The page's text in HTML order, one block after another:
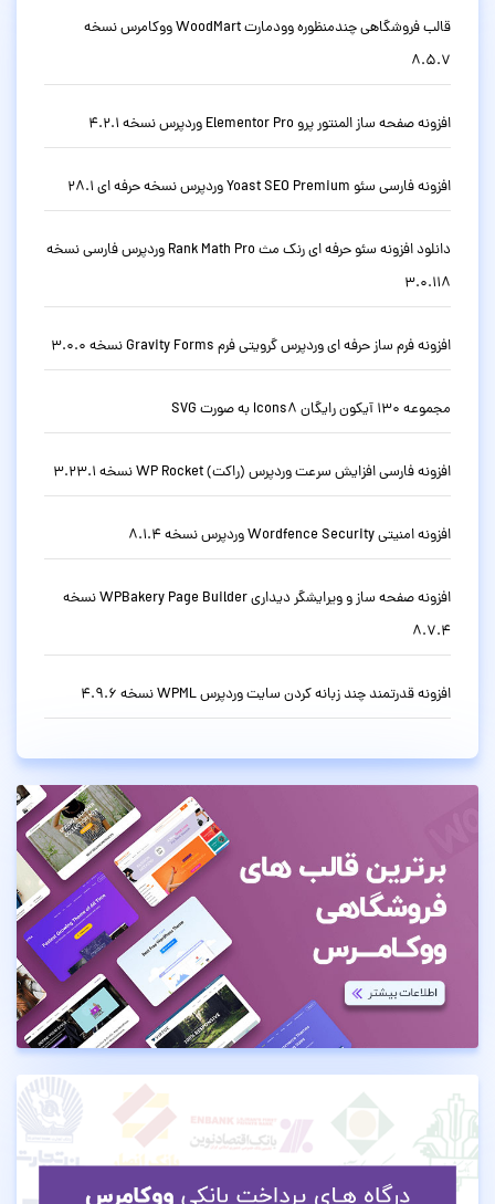
قالب فروشگاهی چندمنظوره وودمارت WoodMart ووکامرس نسخه
8.5.7
افزونه صفحه ساز المنتور پرو Elementor Pro وردپرس نسخه 4.2.1
افزونه فارسی سئو Yoast SEO Premium وردپرس نسخه حرفه ای 28.1
دانلود افزونه سئو حرفه ای رنک مث Rank Math Pro وردپرس فارسی نسخه
3.0.118
افزونه فرم ساز حرفه ای وردپرس گرویتی فرم Gravity Forms نسخه 3.0.0
مجموعه 130 آیکون رایگان Icons8 به صورت SVG
افزونه فارسی افزایش سرعت وردپرس (راکت) WP Rocket نسخه 3.23.1
افزونه امنیتی Wordfence Security وردپرس نسخه 8.1.4
افزونه صفحه ساز و ویرایشگر دیداری WPBakery Page Builder نسخه
8.7.4
افزونه قدرتمند چند زبانه کردن سایت وردپرس WPML نسخه 4.9.6